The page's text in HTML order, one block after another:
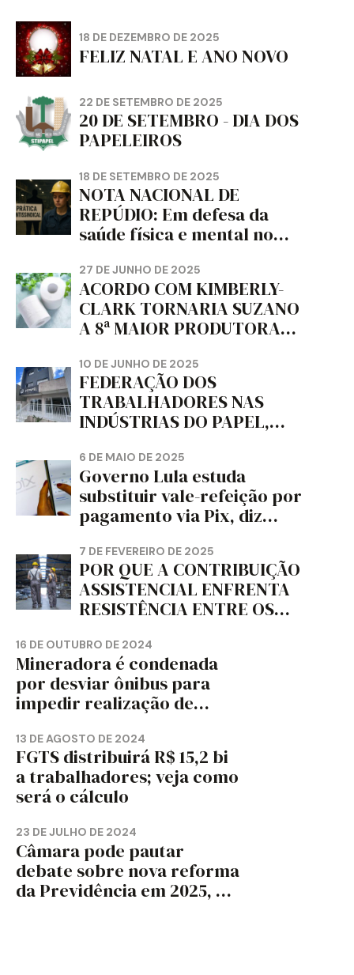
18 DE DEZEMBRO DE 2025
FELIZ NATAL E ANO NOVO
22 DE SETEMBRO DE 2025
20 DE SETEMBRO - DIA DOS
PAPELEIROS
18 DE SETEMBRO DE 2025
NOTA NACIONAL DE
REPÚDIO: Em defesa da
saúde física e mental no
da dignidade sindical.
27 DE JUNHO DE 2025
ACORDO COM KIMBERLY-
CLARK TORNARIA SUZANO
A 8ª MAIOR PRODUTORA
MUNDO, DIZ FITCH
10 DE JUNHO DE 2025
FEDERAÇÃO DOS
TRABALHADORES NAS
INDÚSTRIAS DO PAPEL,
CORTIÇA E ARTEFATOS DE
PAPEL DO ESTADO DO
PARANÁ – FETRAPEL-PR
6 DE MAIO DE 2025
Governo Lula estuda
substituir vale-refeição por
pagamento via Pix, diz
7 DE FEVEREIRO DE 2025
POR QUE A CONTRIBUIÇÃO
ASSISTENCIAL ENFRENTA
RESISTÊNCIA ENTRE OS
16 DE OUTUBRO DE 2024
Mineradora é condenada
por desviar ônibus para
impedir realização de
13 DE AGOSTO DE 2024
FGTS distribuirá R$ 15,2 bi
a trabalhadores; veja como
será o cálculo
23 DE JULHO DE 2024
Câmara pode pautar
debate sobre nova reforma
da Previdência em 2025, diz